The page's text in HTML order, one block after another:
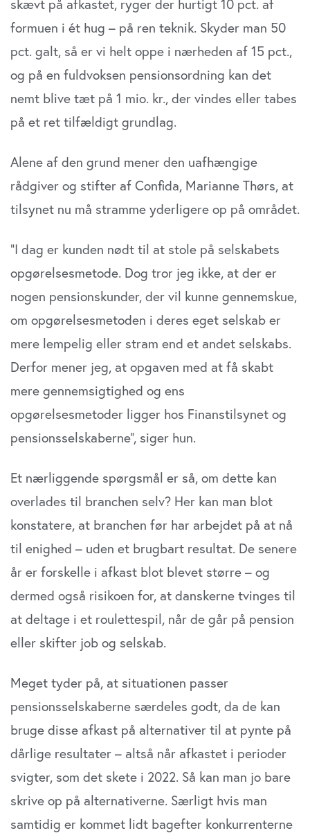
skævt på afkastet, ryger der hurtigt 10 pct. af
formuen i ét hug – på ren teknik. Skyder man 50
pct. galt, så er vi helt oppe i nærheden af 15 pct.,
og på en fuldvoksen pensionsordning kan det
nemt blive tæt på 1 mio. kr., der vindes eller tabes
på et ret tilfældigt grundlag.
Alene af den grund mener den uafhængige
rådgiver og stifter af Confida, Marianne Thørs, at
tilsynet nu må stramme yderligere op på området.
”I dag er kunden nødt til at stole på selskabets
opgørelsesmetode. Dog tror jeg ikke, at der er
nogen pensionskunder, der vil kunne gennemskue,
om opgørelsesmetoden i deres eget selskab er
mere lempelig eller stram end et andet selskabs.
Derfor mener jeg, at opgaven med at få skabt
mere gennemsigtighed og ens
opgørelsesmetoder ligger hos Finanstilsynet og
pensionsselskaberne”, siger hun.
Et nærliggende spørgsmål er så, om dette kan
overlades til branchen selv? Her kan man blot
konstatere, at branchen før har arbejdet på at nå
til enighed – uden et brugbart resultat. De senere
år er forskelle i afkast blot blevet større – og
dermed også risikoen for, at danskerne tvinges til
at deltage i et roulettespil, når de går på pension
eller skifter job og selskab.
Meget tyder på, at situationen passer
pensionsselskaberne særdeles godt, da de kan
bruge disse afkast på alternativer til at pynte på
dårlige resultater – altså når afkastet i perioder
svigter, som det skete i 2022. Så kan man jo bare
skrive op på alternativerne. Særligt hvis man
samtidig er kommet lidt bagefter konkurrenterne